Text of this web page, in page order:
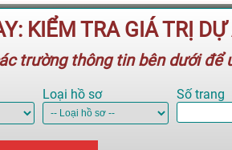
KIỂM TRA GIÁ TRỊ DỰ
trường thông tin bên dưới để
Loại hồ sơ Số trang